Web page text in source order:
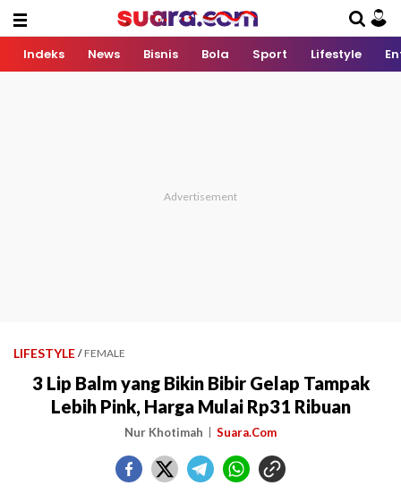
Indeks News Bisnis Bola Sport Lifestyle
LIFESTYLE / FEMALE
3 Lip Balm yang Bikin Bibir Gelap Tampak
Lebih Pink, Harga Mulai Rp31 Ribuan
Nur Khotimah Suara.Com